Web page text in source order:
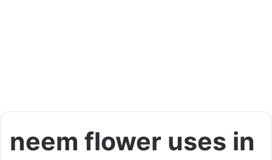
neem flower uses in